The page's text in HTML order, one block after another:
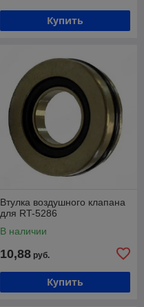
Купить
Втулка воздушного клапана
для RT-5286
В наличии
10,88 руб.
Купить